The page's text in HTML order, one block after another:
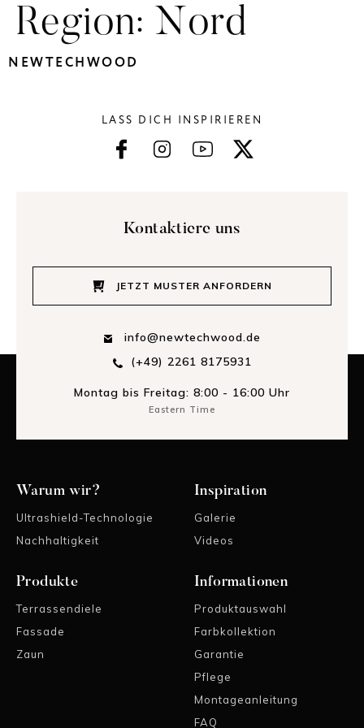
Region: Nord
NEWTECHWOOD
LASS DICH INSPIRIEREN
Kontaktiere uns
JETZT MUSTER ANFORDERN
info@newtechwood.de
(+49) 2261 8175931
Montag bis Freitag: 8:00 - 16:00 Uhr
Eastern Time
Warum wir?
Ultrashield-Technologie
Nachhaltigkeit
Inspiration
Galerie
Videos
Produkte
Terrassendiele
Fassade
Zaun
Informationen
Produktauswahl
Farbkollektion
Garantie
Pflege
Montageanleitung
FAQ